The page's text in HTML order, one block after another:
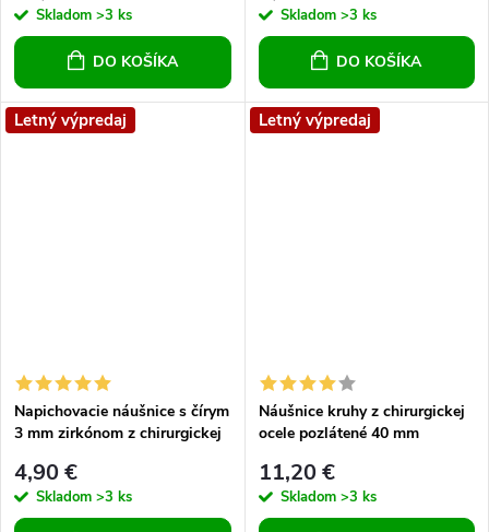
Skladom >3 ks
DO KOŠÍKA
Skladom >3 ks
DO KOŠÍKA
Letný výpredaj
Napichovacie náušnice s čírym
3 mm zirkónom z chirurgickej
4,90 €
Skladom >3 ks
Letný výpredaj
Náušnice kruhy z chirurgickej
ocele pozlátené 40 mm
11,20 €
Skladom >3 ks